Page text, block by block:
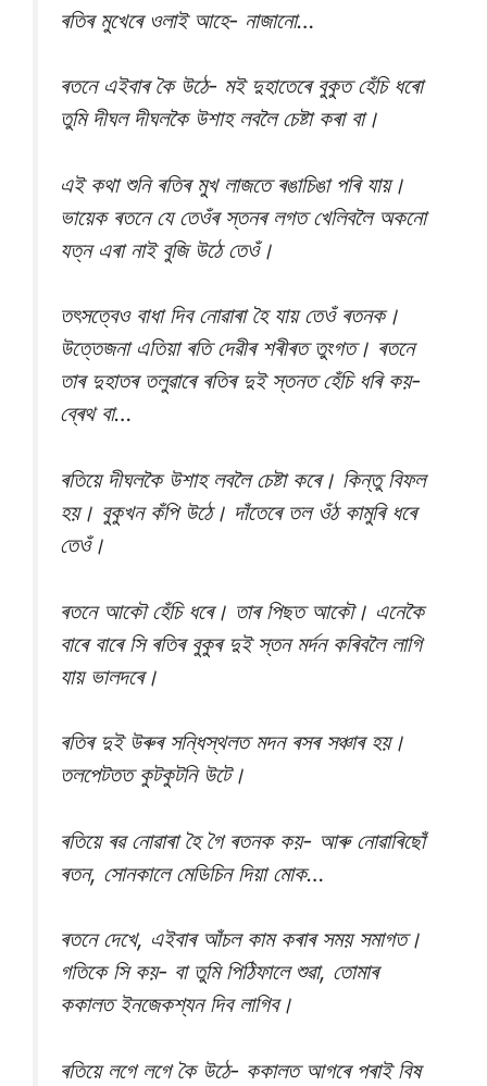
ৰতিৰ মুখেৰে ওলাই আহে- নাজানো…
ৰতনে এইবাৰ কৈ উঠে- মই দুহাতেৰে বুকুত হেঁচি ধৰো
তুমি দীঘল দীঘলকৈ উশাহ লবলৈ চেষ্টা কৰা বা।
এই কথা শুনি ৰতিৰ মুখ লাজতে ৰঙাচিঙা পৰি যায়।
ভায়েক ৰতনে যে তেওঁৰ স্তনৰ লগত খেলিবলৈ অকনো
যত্ন এৰা নাই বুজি উঠে তেওঁ।
তৎসত্বেও বাধা দিব নোৱাৰা হৈ যায় তেওঁ ৰতনক।
উত্তেজনা এতিয়া ৰতি দেৱীৰ শৰীৰত তু‌ংগত। ৰতনে
তাৰ দুহাতৰ তলুৱাৰে ৰতিৰ দুই স্তনত হেঁচি ধৰি কয়-
ব্ৰেথ বা…
ৰতিয়ে দীঘলকৈ উশাহ লবলৈ চেষ্টা কৰে। কিন্তু বিফল
হয়। বুকুখন কঁপি উঠে। দাঁতেৰে তল ওঁঠ কামুৰি ধৰে
তেওঁ।
ৰতনে আকৌ হেঁচি ধৰে। তাৰ পিছত আকৌ। এনেকৈ
বাৰে বাৰে সি ৰতিৰ বুকুৰ দুই স্তন মৰ্দন কৰিবলৈ লাগি
যায় ভালদৰে।
ৰতিৰ দুই উৰুৰ সন্ধিস্থলত মদন ৰসৰ সঞ্চাৰ হয়।
তলপেটতত কুটকুটনি উটে।
ৰতিয়ে ৰৱ নোৱাৰা হৈ গৈ ৰতনক কয়- আৰু নোৱাৰিছোঁ
ৰতন, সোনকালে মেডিচিন দিয়া মোক…
ৰতনে দেখে, এইবাৰ আঁচল কাম কৰাৰ সময় সমাগত।
গতিকে সি কয়- বা তুমি পিঠিফালে শুৱা, তোমাৰ
ককালত ইনজেকশ্যন দিব লাগিব।
ৰতিয়ে লগে লগে কৈ উঠে- ককালত আগৰে পৰাই বিষ